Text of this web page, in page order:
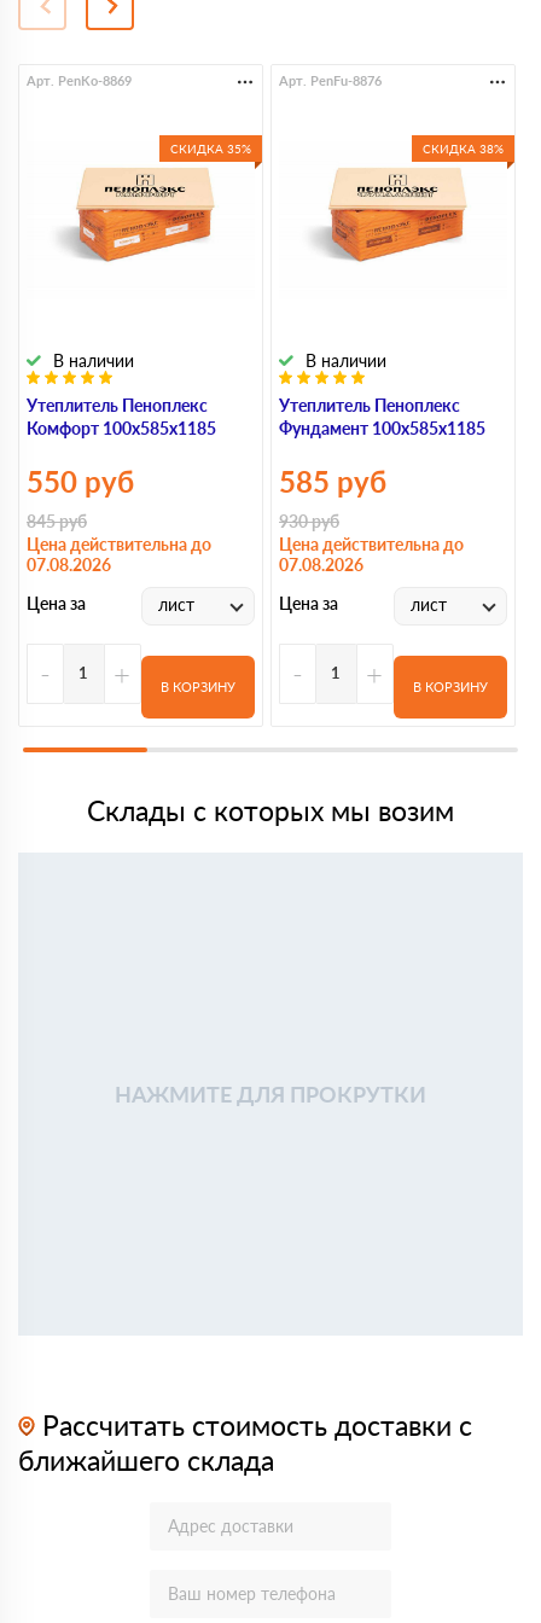
СКИДКА 35%
Утеплитель Пеноплекс
Комфорт 100х585х1185
В наличии
Арт. PenKo-8869
550 руб
845руб
Цена действительна до
07.08.2026
Цена за
лист
- + В КОРЗИНУ
СКИДКА 38%
Утеплитель Пеноплекс
Фундамент 100х585х1185
В наличии
Арт. PenFu-8876
585 руб
930руб
Цена действительна до
07.08.2026
Цена за
лист
- + В КОРЗИНУ
Склады с которых мы возим
НАЖМИТЕ ДЛЯ ПРОКРУТКИ
Рассчитать стоимость доставки с
ближайшего склада